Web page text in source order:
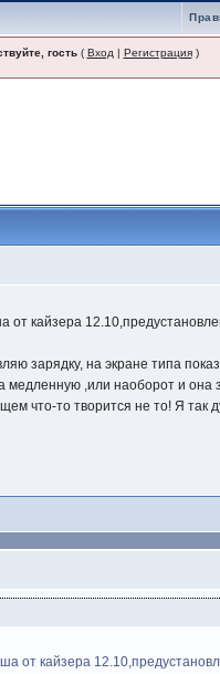
гость( Вход | Регистрация)
кайзера
зарядку, на экране типа
,или наоборот и она
что-то творится не то! Я так
от кайзера